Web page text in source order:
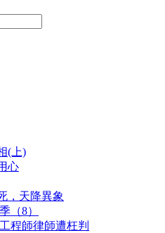
(上)
心
，天降異象
（8）
程師律師遭枉判